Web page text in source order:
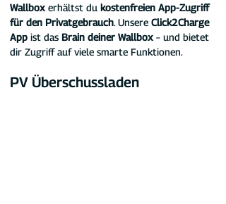
Wallbox erhältst du kostenfreien App-Zugriff
für den Privatgebrauch. Unsere Click2Charge
App ist das Brain deiner Wallbox – und bietet
dir Zugriff auf viele smarte Funktionen.
PV Überschussladen